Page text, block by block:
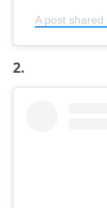
A post
2.